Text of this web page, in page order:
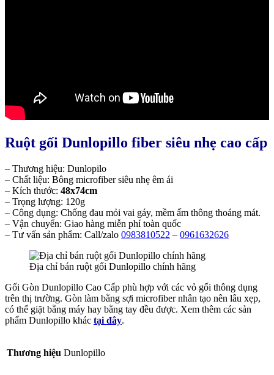
Ruột gối Dunlopillo fiber siêu nhẹ cao cấp
– Thương hiệu: Dunlopilo
– Chất liệu: Bông microfiber siêu nhẹ êm ái
– Kích thước: 48x74cm
– Trọng lượng: 120g
– Công dụng: Chống đau mỏi vai gáy, mềm ấm thông thoáng mát.
– Vận chuyển: Giao hàng miễn phí toàn quốc
– Tư vấn sản phẩm: Call/zalo 0983810522 – 0961632626
Địa chỉ bán ruột gối Dunlopillo chính hãng
Gối Gòn Dunlopillo Cao Cấp phù hợp với các vỏ gối thông dụng
trên thị trường. Gòn làm bằng sợi microfiber nhân tạo nên lâu xẹp,
có thể giặt bằng máy hay bằng tay đều được. Xem thêm các sản
phẩm Dunlopillo khác tại đây.
Thương hiệu Dunlopillo